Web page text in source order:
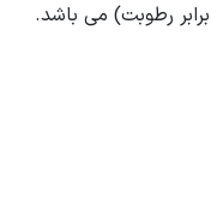
رطوبت) می باشد.